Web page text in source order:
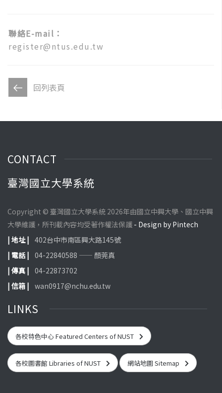
聯絡E-mail：
register@ntus.edu.tw
回列表頁
CONTACT
臺灣國立大學系統
Copyright © 臺灣國立大學系統 2026年由國立中興大學、國立中興
大學維護，所刊載內容均受著作權法保護 - Design by Pintech
| 地址 | 402台中市南區興大路145號
| 電話 | 04-22840588 —— 顏莞真
| 傳真 | 04-22873702
| 信箱 | wan0917@nchu.edu.tw
LINKS
各校特色中心 Featured Centers of NUST
各校圖書館 Libraries of NUST 網站地圖 Sitemap